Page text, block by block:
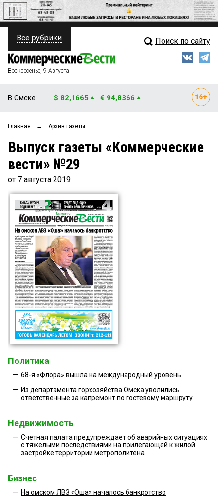
ПОЛИТИКА
ФИНАНСЫ
ОБЩЕСТВО
ЗАКОН
ПРОИСШЕСТВИЯ
СТИЛЬ ЖИЗНИ
Свежий выпуск
Рейтинги
Все рубрики Поиск по сайту
Воскресенье, 9 Августа
В Омске: $ 82,1665 € 94,8366
Главная → Архив газеты
Выпуск газеты «Коммерческие
вести» №29
от 7 августа 2019
Политика
— 68-я «Флора» вышла на международный уровень
— Из департамента горхозяйства Омска уволились
ответственные за капремонт по гостевому маршруту
Недвижимость
— Счетная палата предупреждает об аварийных ситуациях
с тяжелыми последствиями на прилегающей к жилой
застройке территории метрополитена
Бизнес
— На омском ЛВЗ «Оша» началось банкротство